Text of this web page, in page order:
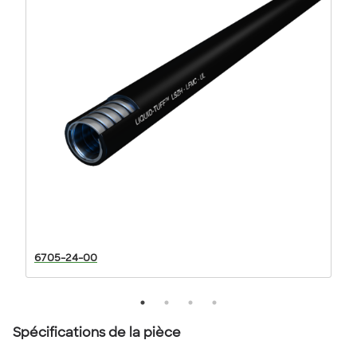
6705-24-00
Spécifications de la pièce